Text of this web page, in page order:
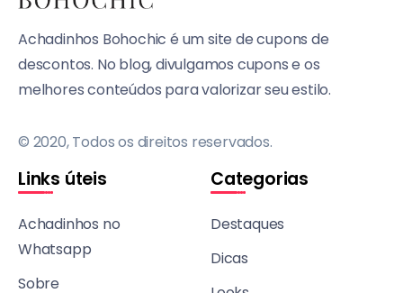
Achadinhos Bohochic é um site de cupons de
descontos. No blog, divulgamos cupons e os
melhores conteúdos para valorizar seu estilo.
© 2020, Todos os direitos reservados.
Links úteis
Achadinhos no
Whatsapp
Sobre
Categorias
Destaques
Dicas